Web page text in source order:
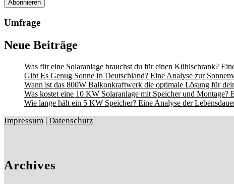
Umfrage
Neue Beiträge
Was für eine Solaranlage brauchst du für einen Kühlschrank?
Gibt Es Genug Sonne In Deutschland? Eine Analyse zur
Wann ist das 800W Balkonkraftwerk die optimale Lösung für
Was kostet eine 10 KW Solaranlage mit Speicher und Montage?
Wie lange hält ein 5 KW Speicher? Eine Analyse der
Impressum | Datenschutz
Archives